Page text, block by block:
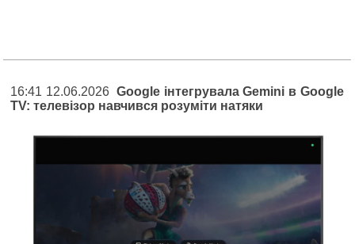
16:41 12.06.2026 Google інтегрувала Gemini в Google
TV: телевізор навчився розуміти натяки